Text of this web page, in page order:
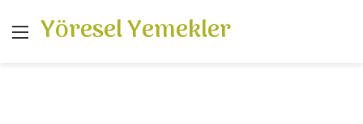
Menü
Yöresel Yemekler